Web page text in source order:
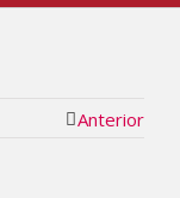
Anterior